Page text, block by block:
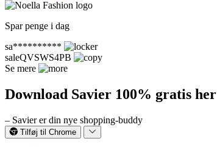
Spar penge i dag
sa**********
saleQVSWS4PB
Se mere
Download Savier 100% gratis her
– Savier er din nye shopping-buddy
Tilføj til Chrome